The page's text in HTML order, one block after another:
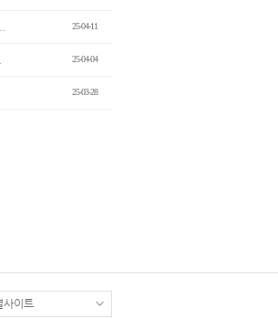
25-04-11
25-04-04
25-03-28